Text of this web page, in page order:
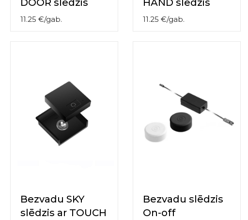
DOOR slēdzis
11.25 €/gab.
HAND slēdzis
11.25 €/gab.
Bezvadu SKY
slēdzis ar TOUCH
Bezvadu slēdzis
On-off